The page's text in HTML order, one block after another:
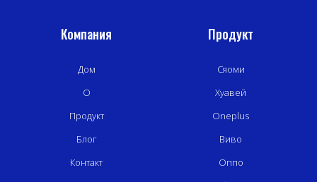
Компания
Дом
О
Продукт
Блог
Контакт
Продукт
Сяоми
Хуавей
Oneplus
Виво
Оппо